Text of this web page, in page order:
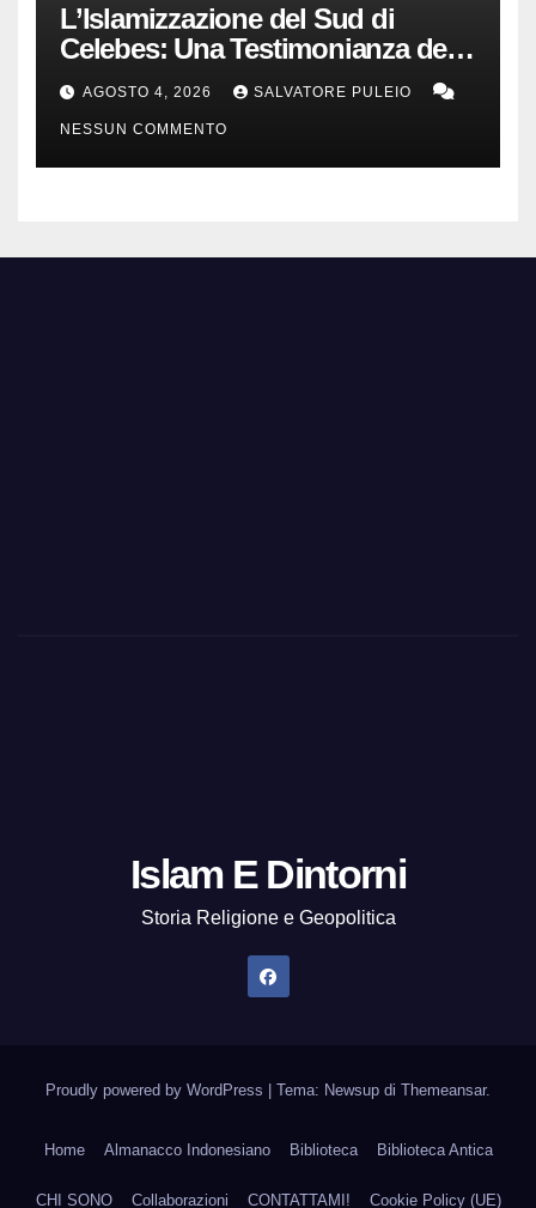
L’Islamizzazione del Sud di
Celebes: Una Testimonianza del
1840.
AGOSTO 4, 2026 SALVATORE PULEIO
NESSUN COMMENTO
Islam E Dintorni
Storia Religione e Geopolitica
Proudly powered by WordPress Tema: Newsup di Themeansar.
Home Almanacco Indonesiano Biblioteca Biblioteca Antica
CHI SONO Collaborazioni CONTATTAMI! Cookie Policy (UE)